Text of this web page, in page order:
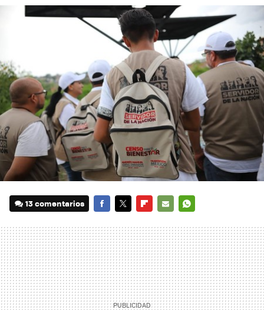
13 comentarios
MAIL